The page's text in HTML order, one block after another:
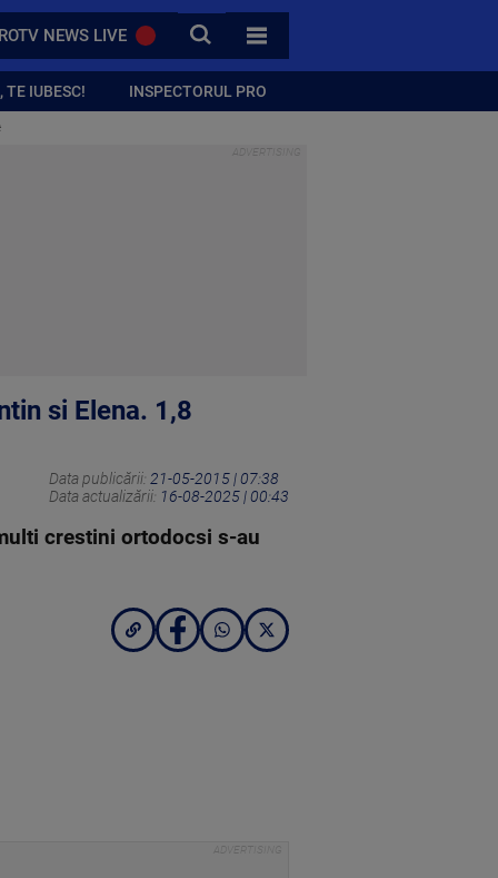
NEWS LIVE CAUTA
TOATE CATEGORIILE
TE IUBESC! INSPECTORUL PRO
si Elena. 1,8
Data publicării: 21-05-2015 | 07:38
Data actualizării: 16-08-2025 | 00:43
crestini ortodocsi s-au